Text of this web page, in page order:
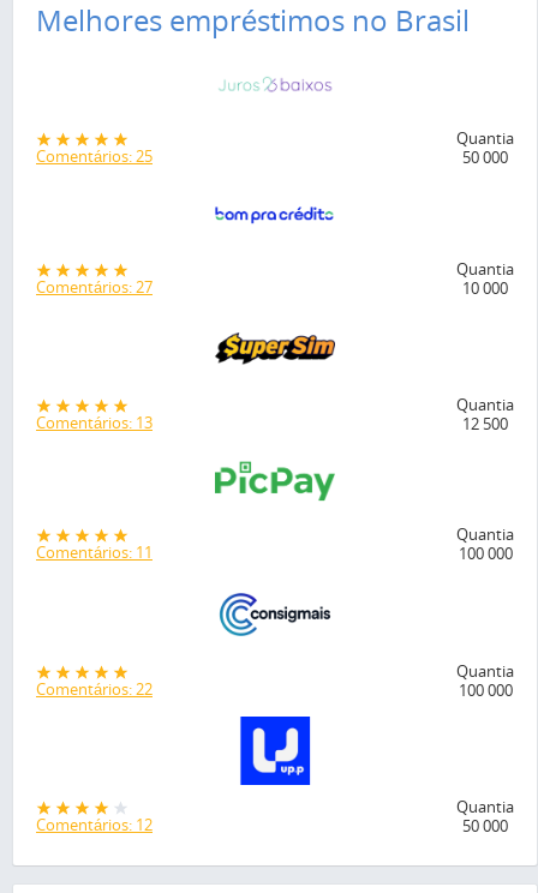
Melhores empréstimos no Brasil
Comentários: 25
Quantia
50 000
Comentários: 27
Quantia
10 000
Comentários: 13
Quantia
12 500
Comentários: 11
Quantia
100 000
Comentários: 22
Quantia
100 000
Comentários: 12
Quantia
50 000